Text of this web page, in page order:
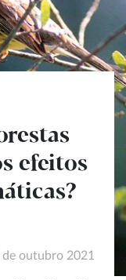
efeitos
de outubro 2021